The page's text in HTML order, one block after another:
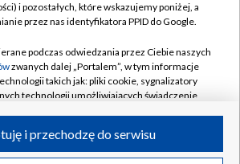
Cyfrowa
Pomoc
Kontakt
Kanały
Polska S.A. w likwidacji
i pozostałych, które wskazujemy poniżej, a
przez nas identyfikatora PPID do Google.
podczas odwiedzania przez Ciebie naszych
zwanych dalej „Portalem”, w tym informacje
takich jak: pliki cookie, sygnalizatory
technologii umożliwiających świadczenie
i przechodzę do serwisu